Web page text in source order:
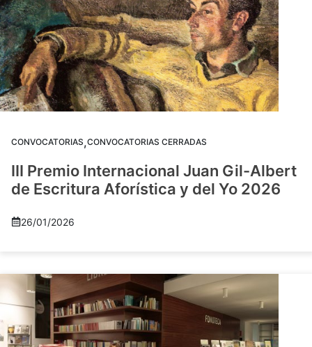
CONVOCATORIAS,CONVOCATORIAS CERRADAS
III Premio Internacional Juan Gil-Albert
de Escritura Aforística y del Yo 2026
26/01/2026